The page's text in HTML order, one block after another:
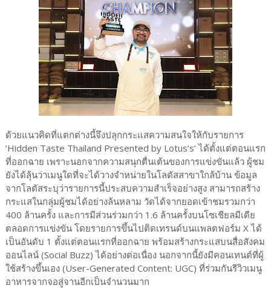
ด้วยแนวคิดที่แตกต่างนี้จึงปลุกกระแสความสนใจให้กับรายการ
‘Hidden Taste Thailand Presented by Lotus’s’ ได้ตั้งแต่ตอนแรก
ที่ออกฉาย เพราะนอกจากความสนุกตื่นเต้นของการแข่งขันแล้ว ผู้ชม
ยังได้ลุ้นว่าเมนูใดที่จะได้วางจำหน่ายในโลตัสสาขาใกล้บ้าน ข้อมูล
จากโลตัสระบุว่ารายการนี้ประสบความสำเร็จอย่างสูง สามารถสร้าง
กระแสในกลุ่มผู้ชมได้อย่างล้นหลาม วัดได้จากยอดเข้าชมรวมกว่า
400 ล้านครั้ง และการมีส่วนร่วมกว่า 1.6 ล้านครั้งบนโซเชียลมีเดีย
ตลอดการแข่งขัน โดยรายการขึ้นไปติดเทรนด์บนแพลตฟอร์ม X ได้
เป็นอันดับ 1 ตั้งแต่ตอนแรกที่ออกฉาย พร้อมสร้างกระแสบนสื่อสังคม
ออนไลน์ (Social Buzz) ได้อย่างต่อเนื่อง นอกจากนี้ยังมีคอนเทนต์ที่ผู้
ใช้สร้างขึ้นเอง (User-Generated Content: UGC) ที่ร่วมกันรีวิวเมนู
อาหารจากจอสู่จานอีกเป็นจำนวนมาก